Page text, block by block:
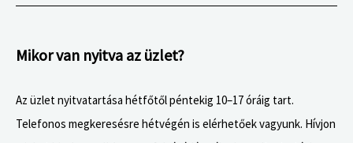
Mikor van nyitva az üzlet?
Az üzlet nyitvatartása hétfőtől péntekig 10–17 óráig tart.
Telefonos megkeresésre hétvégén is elérhetőek vagyunk. Hívjon